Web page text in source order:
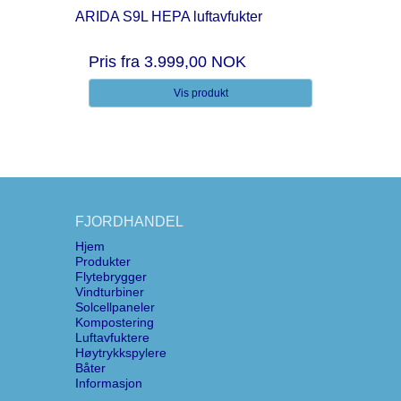
ARIDA S9L HEPA luftavfukter
Pris fra 3.999,00 NOK
Vis produkt
FJORDHANDEL
Hjem
Produkter
Flytebrygger
Vindturbiner
Solcellpaneler
Kompostering
Luftavfuktere
Høytrykkspylere
Båter
Informasjon